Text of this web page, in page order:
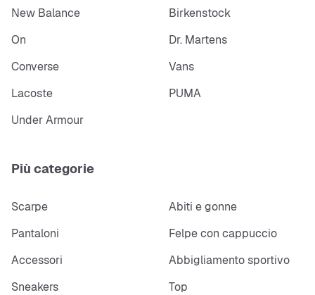
New Balance
Birkenstock
On
Dr. Martens
Converse
Vans
Lacoste
PUMA
Under Armour
Più categorie
Scarpe
Abiti e gonne
Pantaloni
Felpe con cappuccio
Accessori
Abbigliamento sportivo
Sneakers
Top